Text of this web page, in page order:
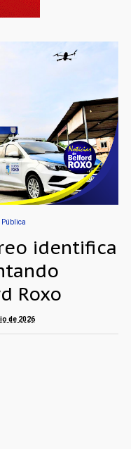
Pública
identifica
Roxo
de 2026